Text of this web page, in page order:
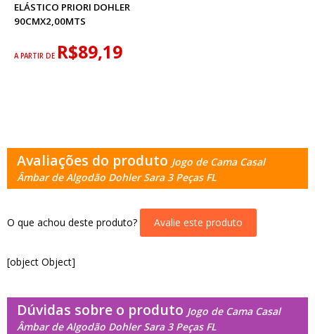
ELÁSTICO PRIORI DOHLER
90CMX2,00MTS
A PARTIR DE R$89,19
Avaliações do produto Jogo de Cama Casal
Âmbar de Algodão Dohler Sara 3 Peças FL
O que achou deste produto? Avalie este produto
[object Object]
Dúvidas sobre o produto Jogo de Cama Casal
Âmbar de Algodão Dohler Sara 3 Peças FL